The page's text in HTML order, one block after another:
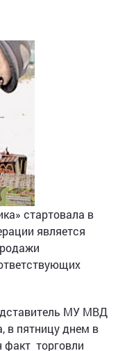
стартовала в
является
МУ МВД
в пятницу днем в
факт торговли